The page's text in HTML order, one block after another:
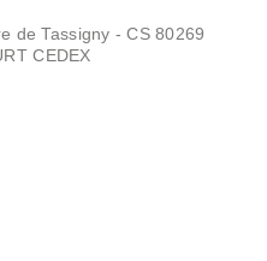
de Tassigny - CS 80269
CEDEX